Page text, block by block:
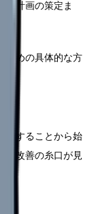
行計画の策定ま
ための具体的な方
握することから始
、改善の糸口が見